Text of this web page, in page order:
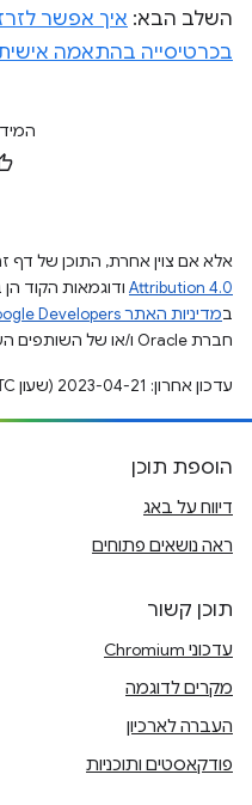
השלב הבא: איך אפשר
בכרטיסייה בהתאמה
אלא אם צוין אחרת, התוכן של דף
Attribution 4.0 ודוגמאות הקוד הן
במדיניות האתר Google Developers‏
חברת Oracle ו/או של השותפים העצמאיים שלה.
עדכון אחרון: 2023-04-21 (שעון UTC).
הוספת תוכן
דיווח על באג
ראה נושאים פתוחים
תוכן קשור
עדכוני Chromium
מקרים לדוגמה
העברה לארכיון
פודקאסטים ותוכניות